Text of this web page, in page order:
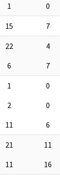
1 0
15 7
22 4
6 7
1 0
2 0
11 6
21 11
11 16